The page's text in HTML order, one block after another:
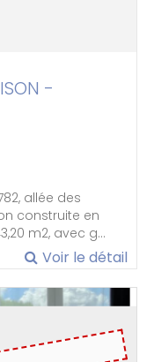
-
allée des
construite en
m2, avec g...
Voir le détail